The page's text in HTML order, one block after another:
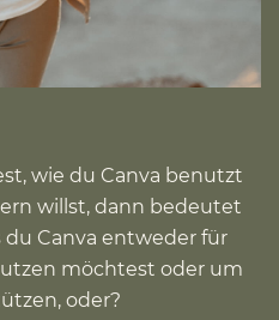
wie du Canva benutzt
willst, dann bedeutet
du Canva entweder für
möchtest oder um
oder?